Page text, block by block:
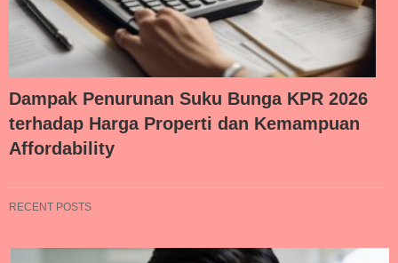
Dampak Penurunan Suku Bunga KPR 2026
terhadap Harga Properti dan Kemampuan
Affordability
RECENT POSTS